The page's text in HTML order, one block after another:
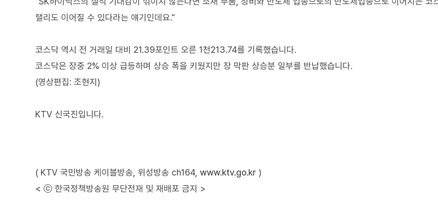
랠리도 이어질 수 있다라는 얘기인데요."
코스닥 역시 전 거래일 대비 21.39포인트 오른 1천213.74를 기록했습니다.
코스닥은 장중 2% 이상 급등하며 상승 폭을 키웠지만 장 막판 상승분 일부를 반납했습니다.
(영상편집: 조현지)
KTV 신국진입니다.
( KTV 국민방송 케이블방송, 위성방송 ch164, www.ktv.go.kr )
< ⓒ 한국정책방송원 무단전재 및 재배포 금지 >